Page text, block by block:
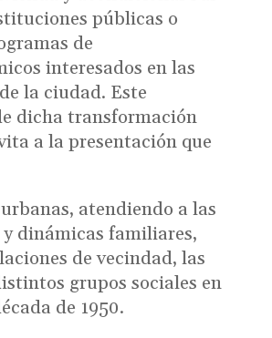
públicas o
de
interesados en las
la ciudad. Este
dicha transformación
a la presentación que
atendiendo a las
dinámicas familiares,
de vecindad, las
grupos sociales en
de 1950.